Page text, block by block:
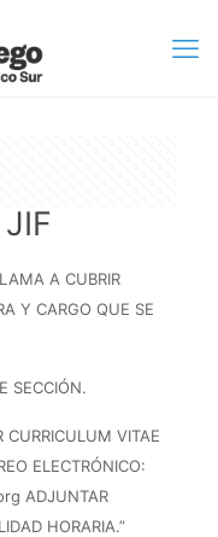
A CUBRIR
Y CARGO QUE SE
SECCIÓN.
CURRICULUM VITAE
ELECTRÓNICO:
ADJUNTAR
HORARIA.”